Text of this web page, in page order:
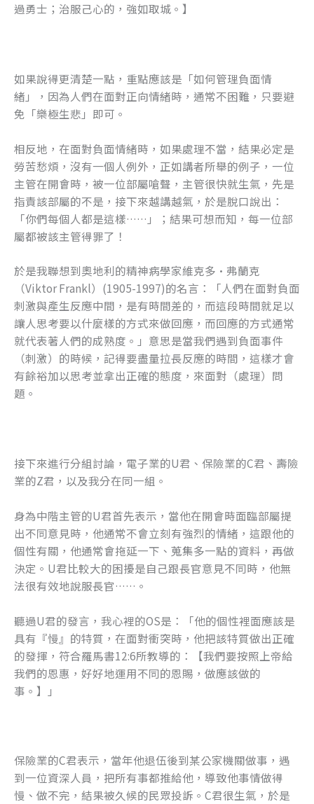
過勇士；治服己心的，強如取城。】
如果說得更清楚一點，重點應該是「如何管理負面情
緒」，因為人們在面對正向情緒時，通常不困難，只要避
免「樂極生悲」即可。
相反地，在面對負面情緒時，如果處理不當，結果必定是
勞苦愁煩，沒有一個人例外，正如講者所舉的例子，一位
主管在開會時，被一位部屬嗆聲，主管很快就生氣，先是
指責該部屬的不是，接下來越講越氣，於是脫口說出：
「你們每個人都是這樣……」；結果可想而知，每一位部
屬都被該主管得罪了！
於是我聯想到奧地利的精神病學家維克多·弗蘭克
（Viktor Frankl）(1905-1997)的名言：「人們在面對負面
刺激與產生反應中間，是有時間差的，而這段時間就足以
讓人思考要以什麼樣的方式來做回應，而回應的方式通常
就代表著人們的成熟度。」意思是當我們遇到負面事件
（刺激）的時候，記得要盡量拉長反應的時間，這樣才會
有餘裕加以思考並拿出正確的態度，來面對（處理）問
題。
接下來進行分組討論，電子業的U君、保險業的C君、壽險
業的Z君，以及我分在同一組。
身為中階主管的U君首先表示，當他在開會時面臨部屬提
出不同意見時，他通常不會立刻有強烈的情緒，這跟他的
個性有關，他通常會拖延一下、蒐集多一點的資料，再做
決定。U君比較大的困擾是自己跟長官意見不同時，他無
法很有效地說服長官……。
聽過U君的發言，我心裡的OS是：「他的個性裡面應該是
具有『慢』的特質，在面對衝突時，他把該特質做出正確
的發揮，符合羅馬書12:6所教導的：【我們要按照上帝給
我們的恩惠，好好地運用不同的恩賜，做應該做的
事。】」
保險業的C君表示，當年他退伍後到某公家機關做事，遇
到一位資深人員，把所有事都推給他，導致他事情做得
慢、做不完，結果被久候的民眾投訴。C君很生氣，於是